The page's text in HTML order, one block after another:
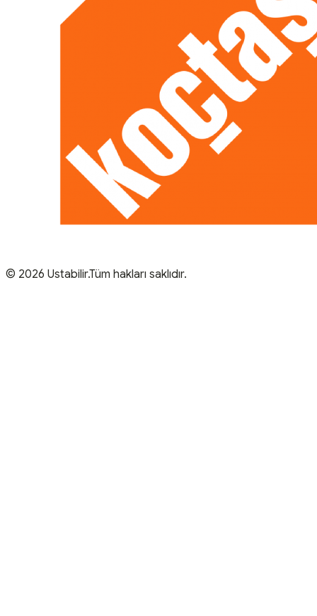
© 2026 Ustabilir.Tüm hakları saklıdır.